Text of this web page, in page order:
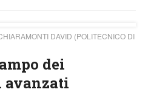
DAVID (POLITECNICO DI
dei
avanzati